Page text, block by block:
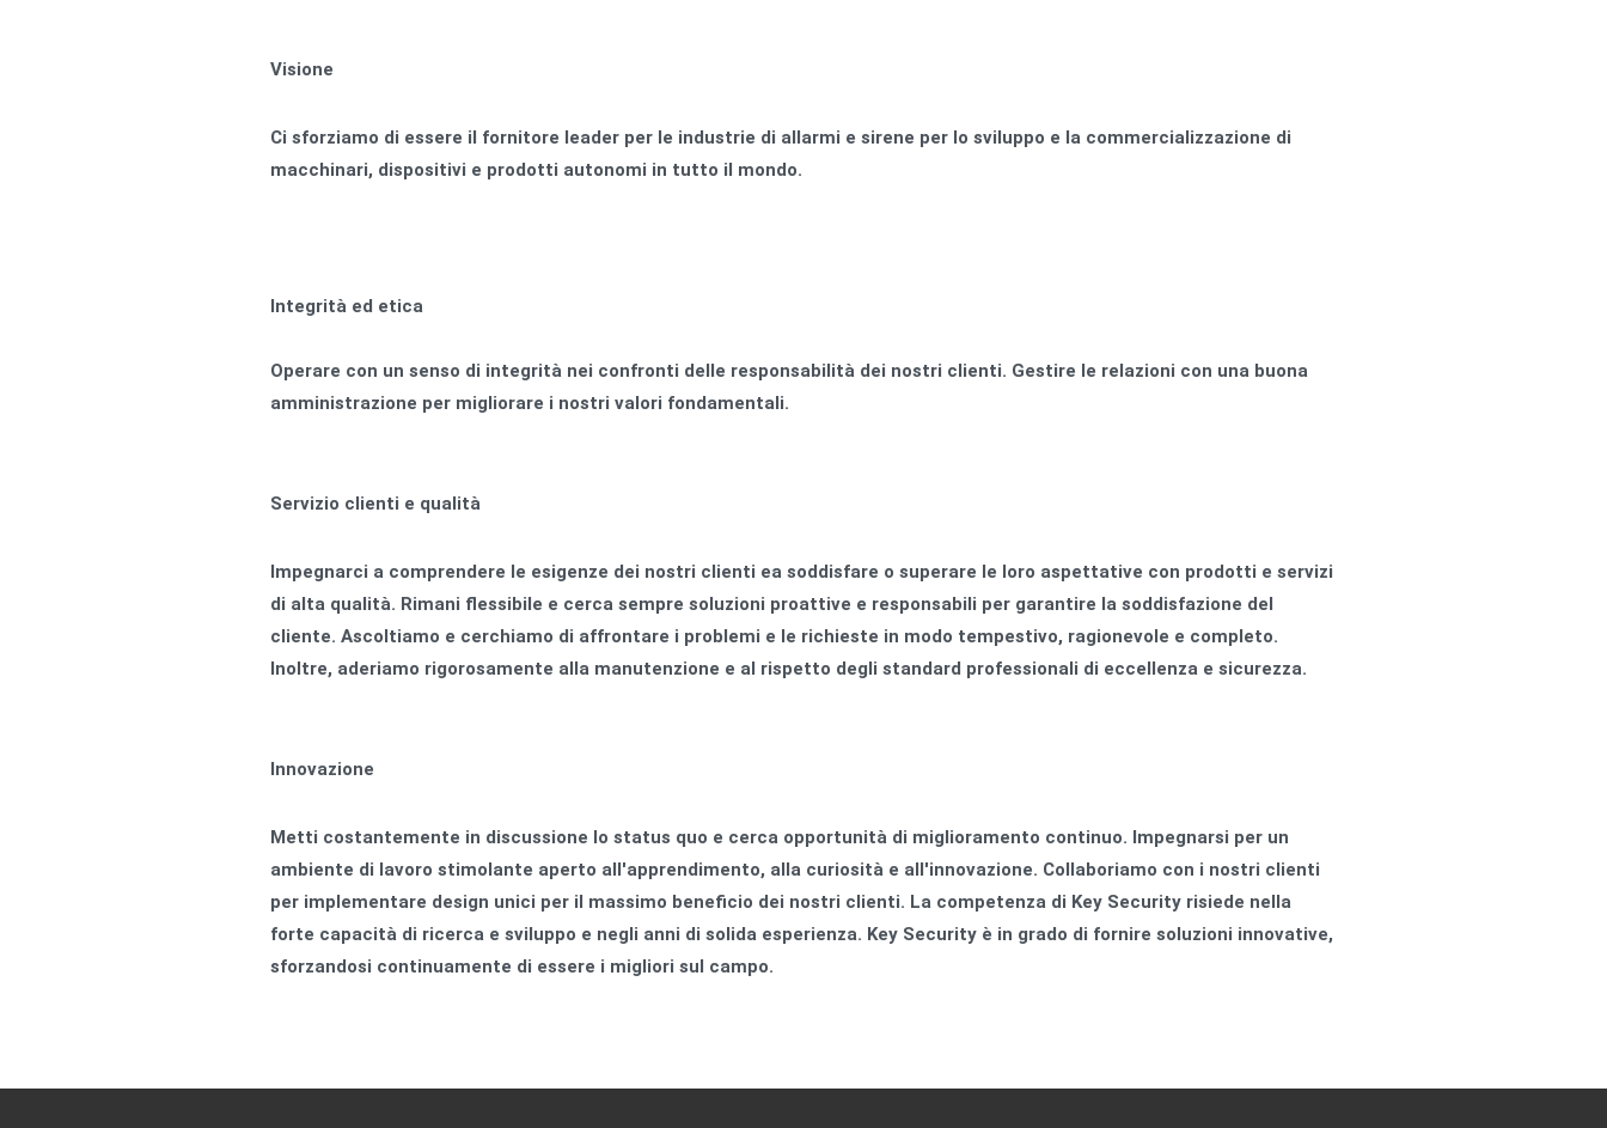
Visione
Ci sforziamo di essere il fornitore leader per le industrie di allarmi e sirene per lo sviluppo e la commercializzazione di
macchinari, dispositivi e prodotti autonomi in tutto il mondo.
Integrità ed etica
Operare con un senso di integrità nei confronti delle responsabilità dei nostri clienti. Gestire le relazioni con una buona
amministrazione per migliorare i nostri valori fondamentali.
Servizio clienti e qualità
Impegnarci a comprendere le esigenze dei nostri clienti ea soddisfare o superare le loro aspettative con prodotti e servizi
di alta qualità. Rimani flessibile e cerca sempre soluzioni proattive e responsabili per garantire la soddisfazione del
cliente. Ascoltiamo e cerchiamo di affrontare i problemi e le richieste in modo tempestivo, ragionevole e completo.
Inoltre, aderiamo rigorosamente alla manutenzione e al rispetto degli standard professionali di eccellenza e sicurezza.
Innovazione
Metti costantemente in discussione lo status quo e cerca opportunità di miglioramento continuo. Impegnarsi per un
ambiente di lavoro stimolante aperto all'apprendimento, alla curiosità e all'innovazione. Collaboriamo con i nostri clienti
per implementare design unici per il massimo beneficio dei nostri clienti. La competenza di Key Security risiede nella
forte capacità di ricerca e sviluppo e negli anni di solida esperienza. Key Security è in grado di fornire soluzioni innovative,
sforzandosi continuamente di essere i migliori sul campo.